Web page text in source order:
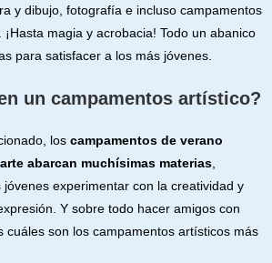
y dibujo, fotografía e incluso campamentos
magia y acrobacia! Todo un abanico
para satisfacer a los más jóvenes.
un campamentos artístico?
los campamentos de verano
abarcan muchísimas materias,
experimentar con la creatividad y
Y sobre todo hacer amigos con
cuáles son los campamentos artísticos más